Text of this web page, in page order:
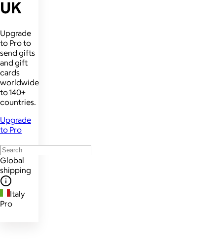
UK
Upgrade
to Pro to
send gifts
and gift
cards
worldwide
to 140+
countries.
Upgrade
to Pro
Global
shipping
Italy
Pro